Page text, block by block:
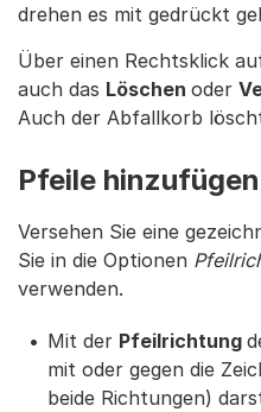
drehen es mit gedrückt
Über einen Rechtsklick
auch das Löschen oder
Auch der Abfallkorb
Pfeile hinzufügen
Versehen Sie eine
Sie in die Optionen
verwenden.
Mit der Pfeilrichtung
mit oder gegen die
beide Richtungen)